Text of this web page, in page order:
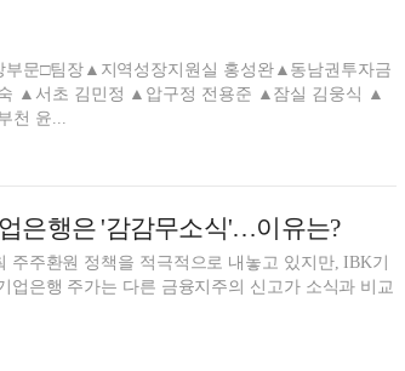
부문□팀장▲지역성장지원실 홍성완▲동남권투자금
▲서초 김민정 ▲압구정 전용준 ▲잠실 김웅식 ▲
천 윤...
은행은 '감감무소식'…이유는?
주환원 정책을 적극적으로 내놓고 있지만, IBK기
업은행 주가는 다른 금융지주의 신고가 소식과 비교